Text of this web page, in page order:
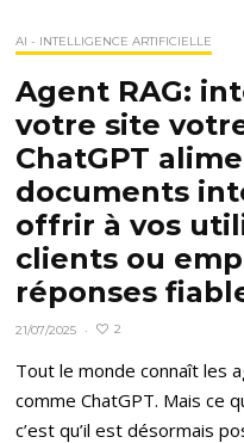
AI - INTELLIGENCE ARTIFICIELLE
Agent RAG:
votre site
ChatGPT
documents
offrir à vos
clients ou
réponses
21/07/2025 · 2
Tout le monde connaît les
comme ChatGPT. Mais ce
c’est qu’il est désormais